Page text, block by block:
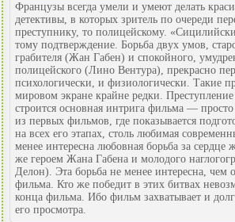
Французы всегда умели и умеют делать
детективы, в которых зритель по очереди
преступнику, то полицейскому.
тому подтверждение. Борьба двух умов,
грабителя (Жан Габен) и спокойного,
полицейского (Лино Вентура), прекрасно
психологически, и физиологически. Такие
мировом экране крайне редки. Преступление
строится основная интрига фильма —
из первых фильмов, где показывается
на всех его этапах, столь любимая
менее интересна любовная борьба за
же героем Жана Габена и молодого
Делон). Эта борьба не менее интересна, чем
фильма. Кто же победит в этих битвах
конца фильма. Ибо фильм захватывает и
его просмотра.